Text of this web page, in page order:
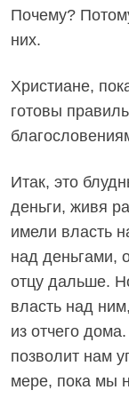
Почему?
них.
Христиане,
готовы
Итак, это
деньги, живя
имели власть
над деньгами,
отцу дальше.
власть над
из отчего
позволит нам
мере, пока мы